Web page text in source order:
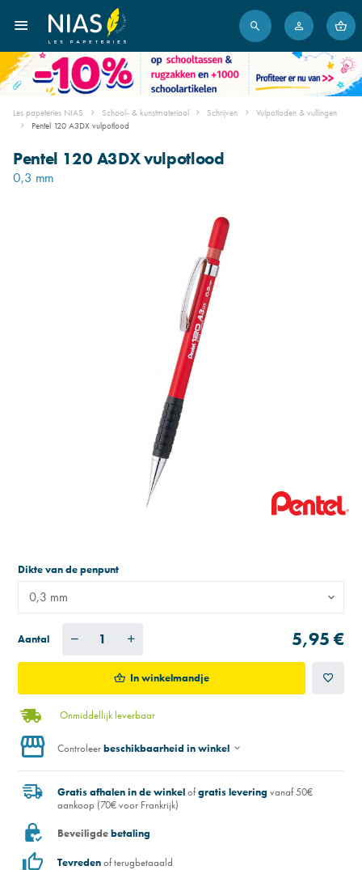
Les papeteries NIAS School- & kunstmateriaal Schrijven
Vulpotloden & vullingen
Pentel 120 A3DX vulpotlood
Pentel 120 A3DX vulpotlood
0,3 mm
Dikte van de penpunt
0,3 mm
Aantal 5,95 €
In winkelmandje
Onmiddellijk leverbaar
Controleerbeschikbaarheid in winkel
Gratis afhalen in de winkelofgratis levering vanaf 50€
aankoop (70€ voor Frankrijk)
Beveiligdebetaling
Tevredenof terugbetaaald